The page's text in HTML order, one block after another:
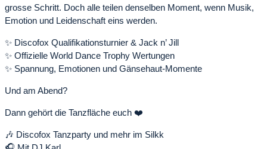
grosse Schritt. Doch alle teilen denselben Moment, wenn Musik,
Emotion und Leidenschaft eins werden.
✨ Discofox Qualifikationsturnier & Jack n’ Jill
✨ Offizielle World Dance Trophy Wertungen
✨ Spannung, Emotionen und Gänsehaut-Momente
Und am Abend?
Dann gehört die Tanzfläche euch ❤️
🎶 Discofox Tanzparty und mehr im Silkk